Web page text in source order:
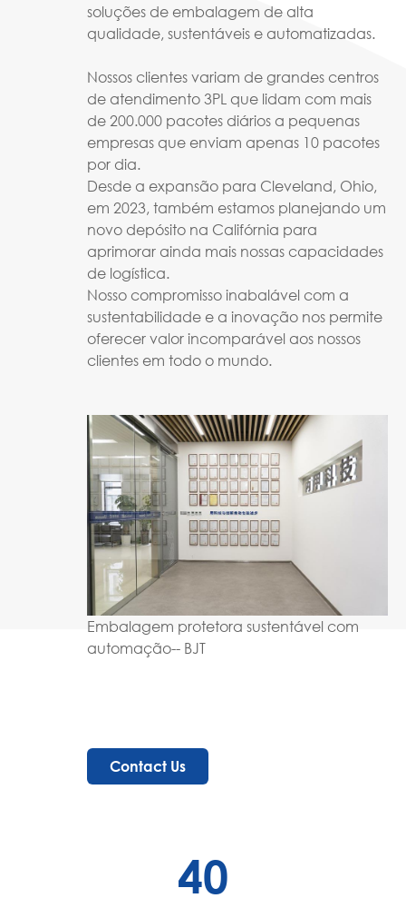
soluções de embalagem de alta
qualidade, sustentáveis e automatizadas.
Nossos clientes variam de grandes centros
de atendimento 3PL que lidam com mais
de 200.000 pacotes diários a pequenas
empresas que enviam apenas 10 pacotes
por dia.
Desde a expansão para Cleveland, Ohio,
em 2023, também estamos planejando um
novo depósito na Califórnia para
aprimorar ainda mais nossas capacidades
de logística.
Nosso compromisso inabalável com a
sustentabilidade e a inovação nos permite
oferecer valor incomparável aos nossos
clientes em todo o mundo.
Embalagem protetora sustentável com
automação-- BJT
Contact Us
40